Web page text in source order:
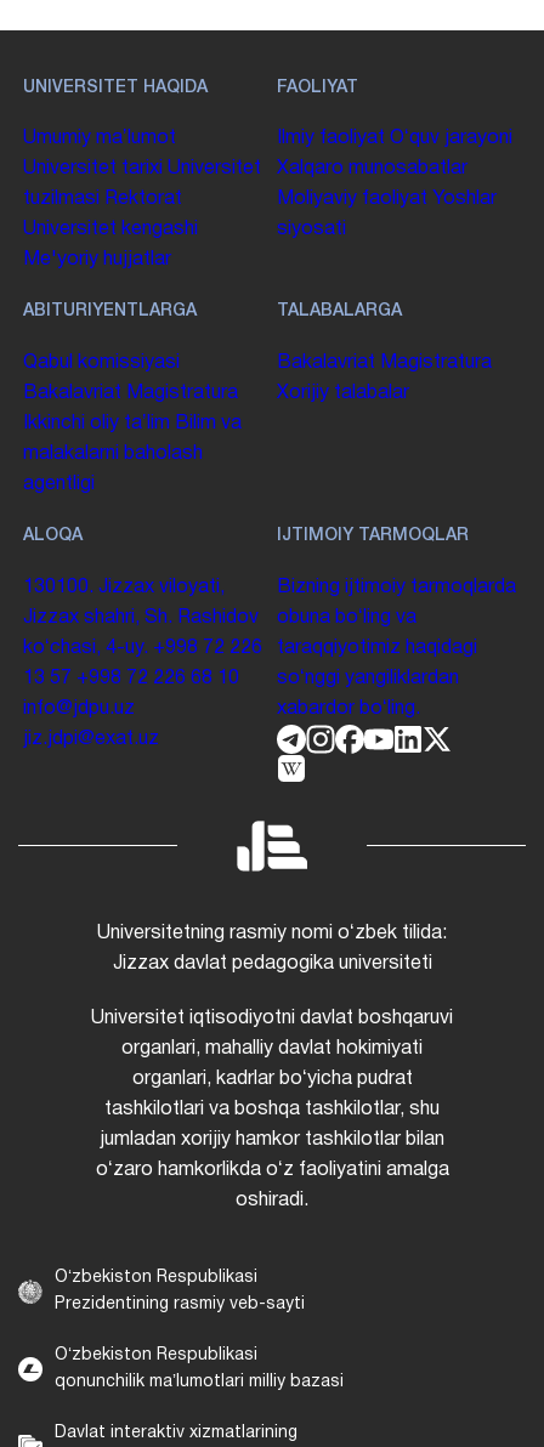
UNIVERSITET HAQIDA
Umumiy maʼlumot
Universitet tarixi Universitet
tuzilmasi
Rektorat
Universitet kengashi
Me'yoriy hujjatlar
FAOLIYAT
Ilmiy faoliyat Oʻquv jarayoni
Xalqaro munosabatlar
Moliyaviy faoliyat Yoshlar
siyosati
ABITURIYENTLARGA
Qabul komissiyasi
Bakalavriat Magistratura
Ikkinchi oliy taʼlim Bilim va
malakalarni baholash
agentligi
TALABALARGA
Bakalavriat Magistratura
Xorijiy talabalar
ALOQA
130100. Jizzax viloyati,
Jizzax shahri, Sh. Rashidov
koʻchasi, 4-uy. +998 72 226
13 57 +998 72 226 68 10
info@jdpu.uz
jiz.jdpi@exat.uz
IJTIMOIY TARMOQLAR
Bizning ijtimoiy tarmoqlarda
obuna boʻling va
taraqqiyotimiz haqidagi
soʻnggi yangiliklardan
xabardor boʻling.
Universitetning rasmiy nomi oʻzbek tilida:
Jizzax davlat pedagogika universiteti
Universitet iqtisodiyotni davlat boshqaruvi
organlari, mahalliy davlat hokimiyati
organlari, kadrlar boʻyicha pudrat
tashkilotlari va boshqa tashkilotlar, shu
jumladan xorijiy hamkor tashkilotlar bilan
oʻzaro hamkorlikda oʻz faoliyatini amalga
oshiradi.
Oʻzbekiston Respublikasi
Prezidentining rasmiy veb-sayti
Oʻzbekiston Respublikasi
qonunchilik maʼlumotlari milliy bazasi
Davlat interaktiv xizmatlarining